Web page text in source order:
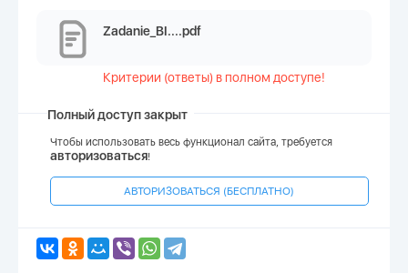
Zadanie_BI....pdf
Критерии (ответы) в полном доступе!
Полный доступ закрыт
Чтобы использовать весь функционал сайта, требуется
авторизоваться!
АВТОРИЗОВАТЬСЯ (БЕСПЛАТНО)